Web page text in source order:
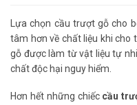
Lựa chọn cầu trượt gỗ cho
tâm hơn về chất liệu khi cho
gỗ được làm từ vật liệu tự
chất độc hại nguy hiểm.
Hơn hết những chiếc cầu